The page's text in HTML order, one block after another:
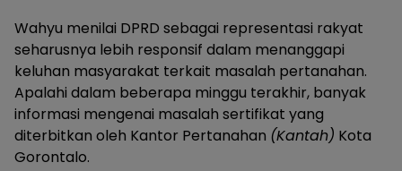
Wahyu menilai DPRD sebagai representasi rakyat
seharusnya lebih responsif dalam menanggapi
keluhan masyarakat terkait masalah pertanahan.
Apalahi dalam beberapa minggu terakhir, banyak
informasi mengenai masalah sertifikat yang
diterbitkan oleh Kantor Pertanahan (Kantah) Kota
Gorontalo.